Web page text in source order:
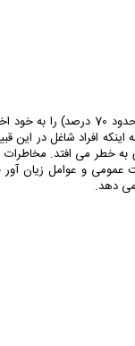
70 درصد) را به خود
اینکه افراد شاغل در
به خطر می افتد.
عمومی و عوامل زیان
می دهد.